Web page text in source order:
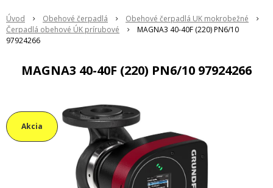
Úvod Obehové čerpadlá
Obehové čerpadlá UK mokrobežné
Čerpadlá obehové ÚK prírubové
MAGNA3 40-40F (220) PN6/10
97924266
MAGNA3 40-40F (220) PN6/10 97924266
Akcia